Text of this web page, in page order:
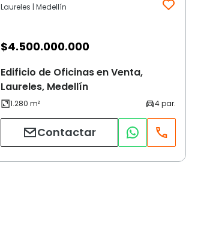
Laureles | Medellín
$4.500.000.000
Edificio de Oficinas en Venta,
Laureles, Medellín
Contactar